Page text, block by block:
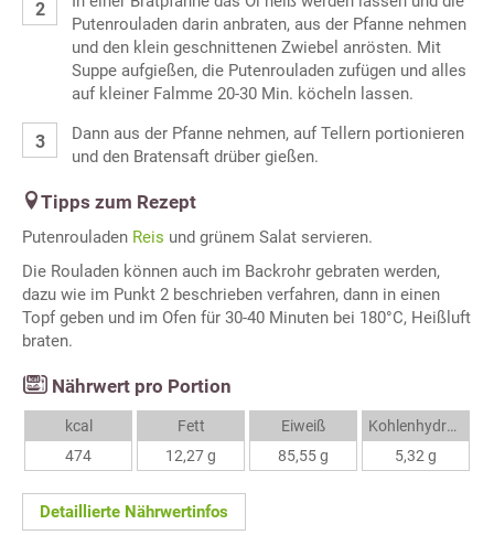
Putenrouladen darin anbraten, aus der Pfanne nehmen
und den klein geschnittenen Zwiebel anrösten. Mit
Suppe aufgießen, die Putenrouladen zufügen und alles
auf kleiner Falmme 20-30 Min. köcheln lassen.
Dann aus der Pfanne nehmen, auf Tellern portionieren
und den Bratensaft drüber gießen.
Tipps zum Rezept
Putenrouladen Reis und grünem Salat servieren.
Die Rouladen können auch im Backrohr gebraten werden,
dazu wie im Punkt 2 beschrieben verfahren, dann in einen
Topf geben und im Ofen für 30-40 Minuten bei 180°C, Heißluft
braten.
Nährwert pro Portion
kcal
474
Fett
12,27 g
Eiweiß
85,55 g
Kohlenhydrate
5,32 g
Detaillierte Nährwertinfos